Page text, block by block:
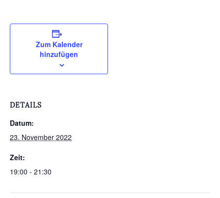
Zum Kalender
hinzufügen
DETAILS
Datum:
23. November 2022
Zeit:
19:00 - 21:30